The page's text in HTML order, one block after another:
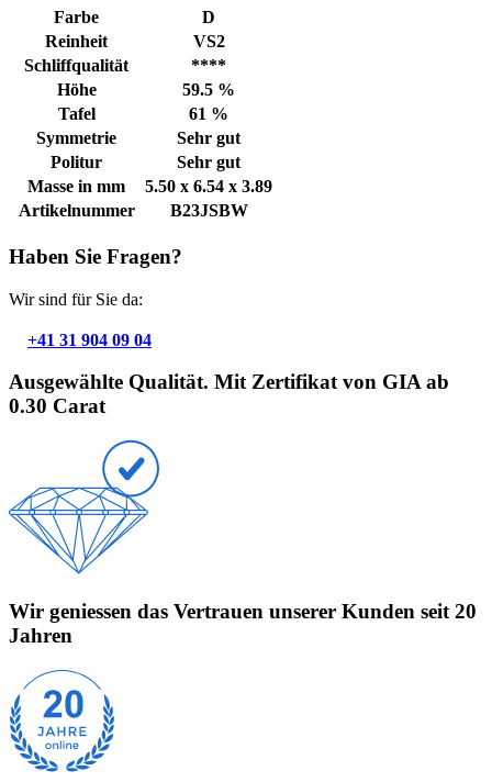
Farbe
D
Reinheit
VS2
Schliffqualität
****
Höhe
59.5 %
Tafel
61 %
Symmetrie
Sehr gut
Politur
Sehr gut
Masse in mm
5.50 x 6.54 x 3.89
Artikelnummer
B23JSBW
Haben Sie Fragen?
Wir sind für Sie da:
+41 31 904 09 04
Ausgewählte Qualität. Mit Zertifikat von GIA ab
0.30 Carat
Wir geniessen das Vertrauen unserer Kunden seit 20
Jahren